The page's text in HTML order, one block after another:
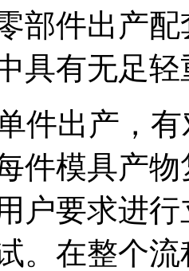
部件出产
具有无足
出产，有
件模具产
户要求进
。在整个